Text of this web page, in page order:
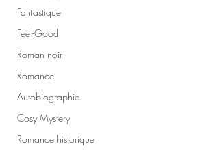
Fantastique
Feel-Good
Roman noir
Romance
Autobiographie
Cosy Mystery
Romance historique